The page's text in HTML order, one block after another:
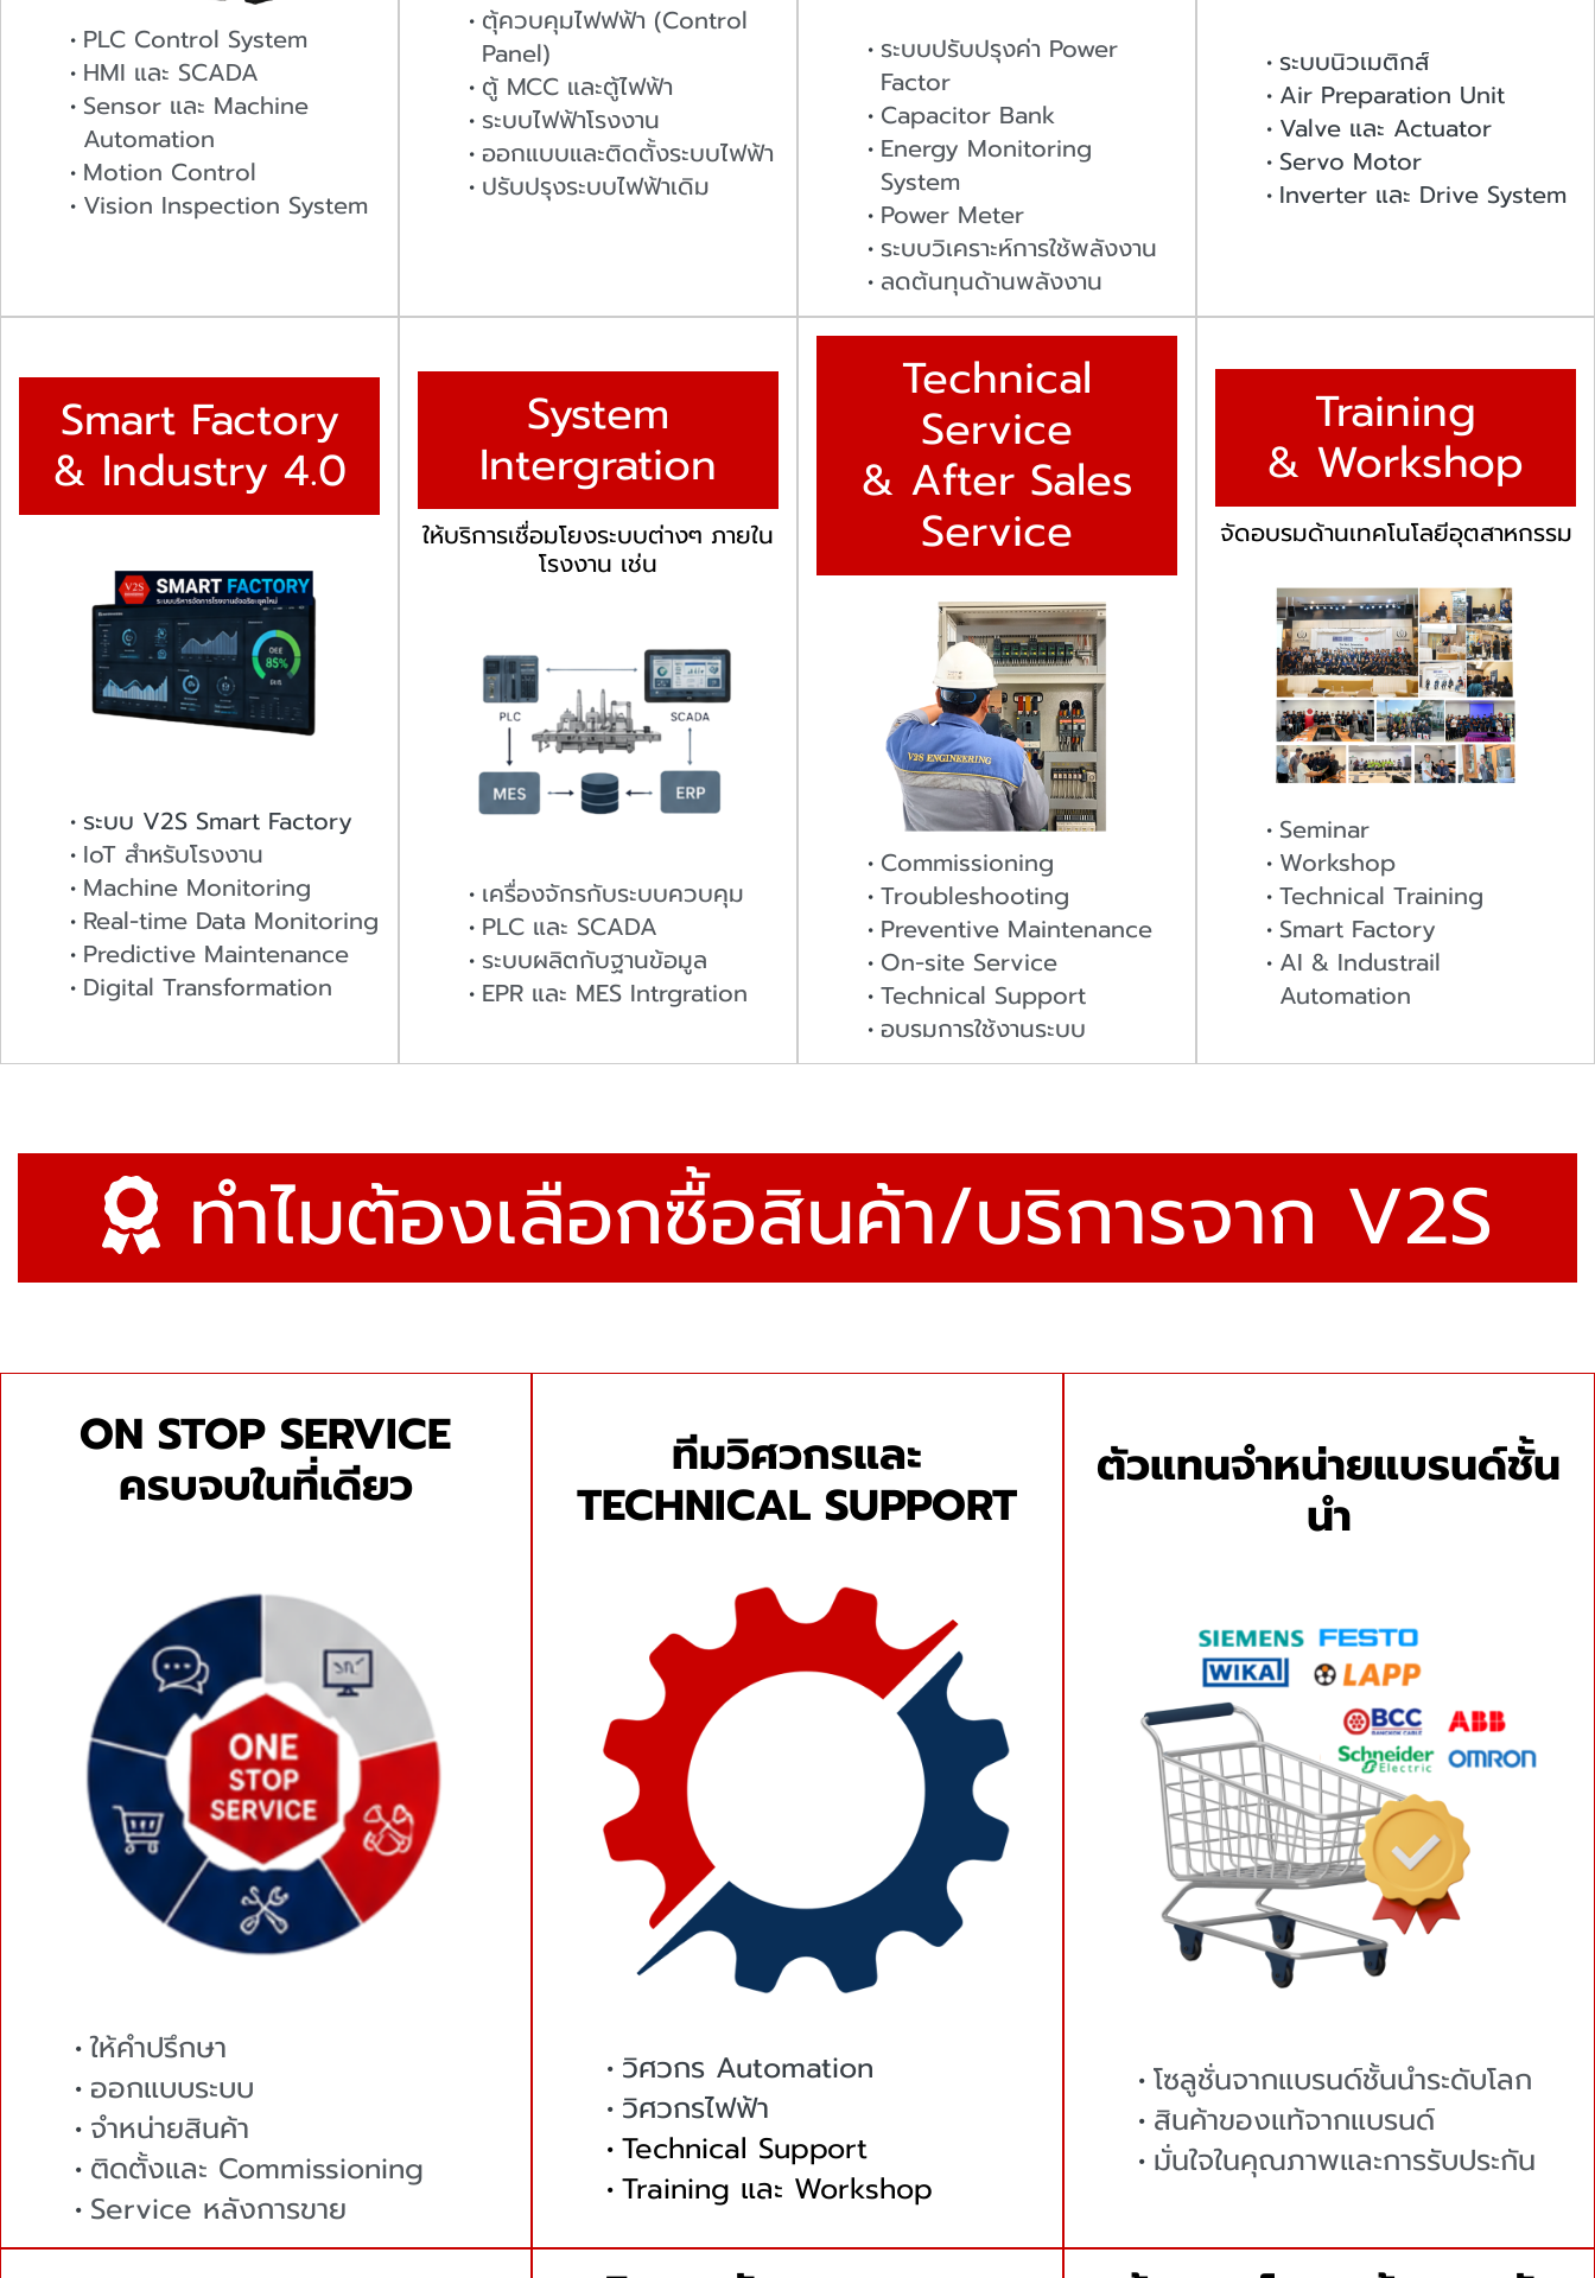
PLC Control System
HMI และ SCADA
Sensor และ Machine
Automation
Motion Control
Vision Inspection System
ตุ้ควบคุมไฟฟฟ้า (Control
Panel)
ตู้ MCC และตู้ไฟฟ้า
ระบบไฟฟ้าโรงงาน
ออกแบบและติดตั้งระบบไฟฟ้า
ปรับปรุงระบบไฟฟ้าเดิม
ระบบปรับปรุงค่า Power
Factor
Capacitor Bank
Energy Monitoring
System
Power Meter
ระบบวิเคราะห์การใช้พลังงาน
ลดต้นทุนด้านพลังงาน
ระบบนิวเมติกส์
Air Preparation Unit
Valve และ Actuator
Servo Motor
Inverter และ Drive System
Smart Factory
& Industry 4.0
ระบบ V2S Smart Factory
IoT สำหรับโรงงาน
Machine Monitoring
Real-time Data Monitoring
Predictive Maintenance
Digital Transformation
System
Intergration
ให้บริการเชื่อมโยงระบบต่างๆ ภายใน
โรงงาน เช่น
เครื่องจักรกับระบบควบคุม
PLC และ SCADA
ระบบผลิตกับฐานข้อมูล
EPR และ MES Intrgration
Technical
Service
& After Sales
Service
Commissioning
Troubleshooting
Preventive Maintenance
On-site Service
Technical Support
อบรมการใช้งานระบบ
Training
& Workshop
จัดอบรมด้านเทคโนโลยีอุตสาหกรรม
Seminar
Workshop
Technical Training
Smart Factory
AI & Industrail
Automation
ทำไมต้องเลือกซื้อสินค้า/บริการจาก V2S
ON STOP SERVICE
ครบจบในที่เดียว
ให้คำปรึกษา
ออกแบบระบบ
จำหน่ายสินค้า
ติดตั้งและ Commissioning
Service หลังการขาย
ทีมวิศวกรและ
TECHNICAL SUPPORT
วิศวกร Automation
วิศวกรไฟฟ้า
Technical Support
Training และ Workshop
ตัวแทนจำหน่ายแบรนด์ชั้น
นำ
โซลูชั่นจากแบรนด์ชั้นนำระดับโลก
สินค้าของแท้จากแบรนด์
มั่นใจในคุณภาพและการรับประกัน